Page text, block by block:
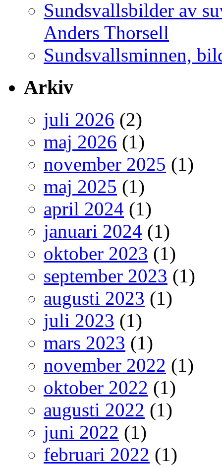
Sundsvallsbilder av
Anders Thorsell
Sundsvallsminnen,
Arkiv
juli 2026 (2)
maj 2026 (1)
november 2025 (1)
maj 2025 (1)
april 2024 (1)
januari 2024 (1)
oktober 2023 (1)
september 2023 (1)
augusti 2023 (1)
juli 2023 (1)
mars 2023 (1)
november 2022 (1)
oktober 2022 (1)
augusti 2022 (1)
juni 2022 (1)
februari 2022 (1)